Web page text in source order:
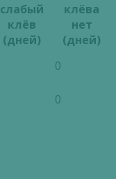
слабый
клёв
(дней)
клёва
нет
(дней)
0
0